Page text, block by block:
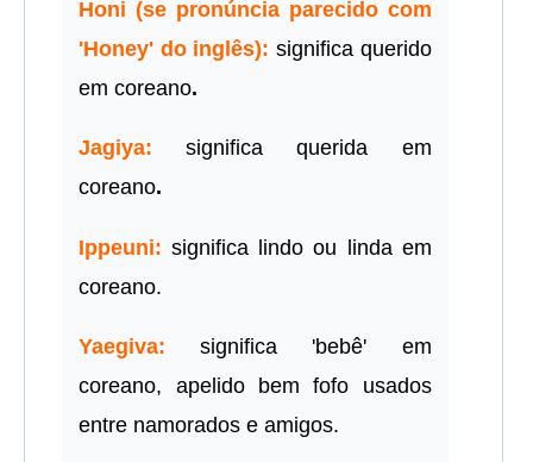
Honi (se pronúncia parecido com
'Honey' do inglês):significa querido
em coreano.
Jagiya:
significa querida em
coreano.
Ippeuni: significa lindo ou linda em
coreano.
Yaegiva:
significa 'bebê' em
coreano, apelido bem fofo usados
entre namorados e amigos.